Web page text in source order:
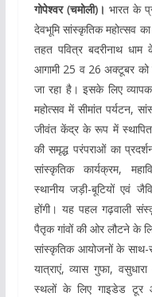
गोपेश्वर (चमोली)। भारत के
देवभूमि सांस्कृतिक महोत्सव
तहत पवित्र बदरीनाथ
आगामी 25 व 26 अक्टूबर को
जा रहा है। इसके लिए
महोत्सव में सीमांत पर्यटन,
जीवंत केंद्र के रूप में स्थापित
की समृद्ध परंपराओं का
सांस्कृतिक कार्यक्रम,
स्थानीय जड़ी-बूटियों एवं
होंगी। यह पहल गढ़वाली
पैतृक गांवों की ओर लौटने के
सांस्कृतिक आयोजनों के साथ-
यात्राएं, व्यास गुफा,
स्थलों के लिए गाइडेड टूर